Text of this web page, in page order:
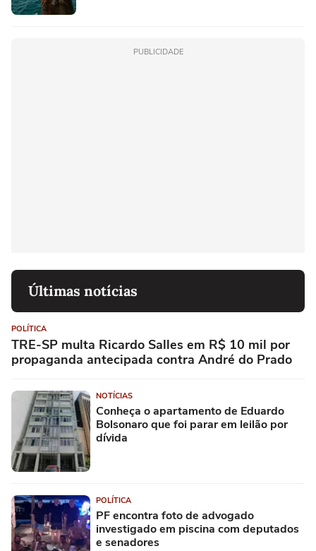
PUBLICIDADE
Últimas notícias
POLÍTICA
TRE-SP multa Ricardo Salles em R$ 10 mil por
propaganda antecipada contra André do Prado
NOTÍCIAS
Conheça o apartamento de Eduardo
Bolsonaro que foi parar em leilão por
dívida
POLÍTICA
PF encontra foto de advogado
investigado em piscina com deputados
e senadores